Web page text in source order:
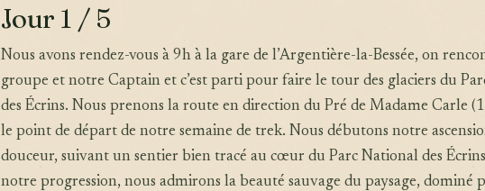
Jour 1 / 5
Nous avons rendez-vous à 9h à la gare de l’Argentière-la-Bessée, on
groupe et notre Captain et c’est parti pour faire le tour des glaciers du
des Écrins. Nous prenons la route en direction du Pré de Madame Carle
le point de départ de notre semaine de trek. Nous débutons notre
douceur, suivant un sentier bien tracé au cœur du Parc National des
notre progression, nous admirons la beauté sauvage du paysage, dominé